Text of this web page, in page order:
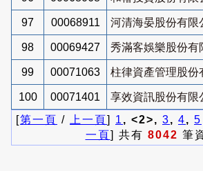
97 00068911 河清海晏股份有限
98 00069427 秀滿客娛樂股份有
99 00071063 柱律資產管理股份
100 00071401
享效資訊股份有限
[第一頁 / 上一頁] 1 , <2>, 3, 4, 5
一頁] 共有 8042 筆